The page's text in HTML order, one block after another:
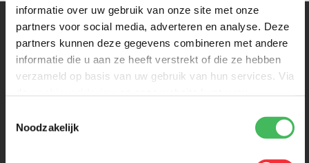
informatie over uw gebruik van onze site met onze
partners voor social media, adverteren en analyse. Deze
partners kunnen deze gegevens combineren met andere
informatie die u aan ze heeft verstrekt of die ze hebben
verzameld op basis van uw gebruik van hun services. Via
Noodzakelijk
Werken Bij
DynaGroup
Onze collega's